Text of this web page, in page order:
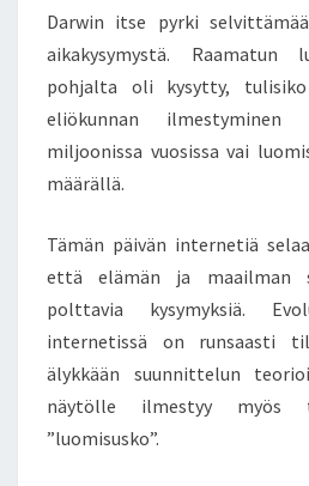
N
O
–
R
A
T
U
N
U
O
M
Darwin itse pyrki
aikakysymystä. Raamatun
pohjalta oli kysytty,
eliökunnan ilmestyminen
miljoonissa vuosissa vai
määrällä.
Tämän päivän internetiä
että elämän ja maailman
polttavia kysymyksiä.
internetissä on runsaasti
älykkään suunnittelun
näytölle ilmestyy myös
”luomisusko”.